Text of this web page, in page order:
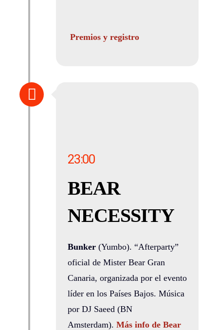
Premios y registro
23:00
BEAR
NECESSITY
Bunker (Yumbo). “Afterparty”
oficial de Mister Bear Gran
Canaria, organizada por el evento
líder en los Países Bajos. Música
por DJ Saeed (BN
Amsterdam). Más info de Bear